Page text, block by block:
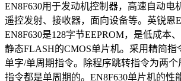
EN8F630用于发动机控制器，高速自动电
遥控发射、接收器，面向设备等。英锐恩
EN8F630是128字节EEPROM，是低成本
静态FLASH的CMOS单片机。采用精简指
单字/单周期指令。除程序跳转指令为两
指令都是单周期的。EN8F630单片机的性